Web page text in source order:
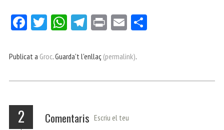
Fa
bo
Tw
er
W
ts
p
Te
gr
m
Pri E
ail
ei
Publicat a Groc. Guarda't l'enllaç (permalink).
2 Comentaris Escriu el teu